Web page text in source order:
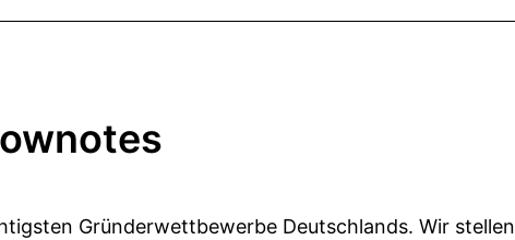
Gründerwettbewerbe Deutschlands. Wir stellen